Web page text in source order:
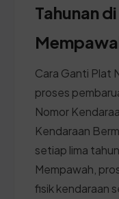
Tahunan
Cara Ganti Plat
proses
Nomor
Kendaraan
setiap lima
Mempawah,
fisik kendaraan